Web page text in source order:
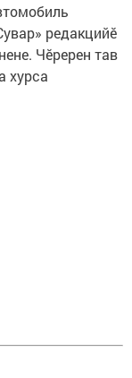
редакцийӗ
Чӗререн тав
хурса